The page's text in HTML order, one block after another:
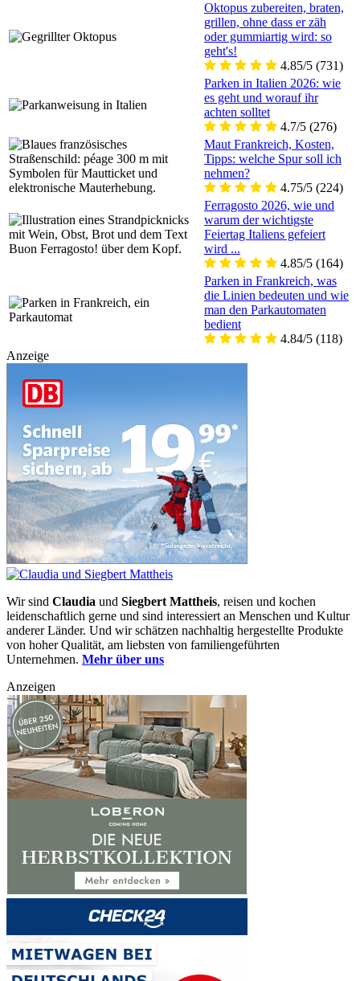
Oktopus zubereiten, braten,
grillen, ohne dass er zäh
oder gummiartig wird: so
geht's!
4.85/5 (731)
Parken in Italien 2026: wie
es geht und worauf ihr
achten solltet
4.7/5 (276)
Maut Frankreich, Kosten,
Tipps: welche Spur soll ich
nehmen?
4.75/5 (224)
Ferragosto 2026, wie und
warum der wichtigste
Feiertag Italiens gefeiert
wird ...
4.85/5 (164)
Parken in Frankreich, was
die Linien bedeuten und wie
man den Parkautomaten
bedient
4.84/5 (118)
Anzeige
Wir sind Claudia und Siegbert Mattheis, reisen und kochen
leidenschaftlich gerne und sind interessiert an Menschen und Kultur
anderer Länder. Und wir schätzen nachhaltig hergestellte Produkte
von hoher Qualität, am liebsten von familiengeführten
Unternehmen. Mehr über uns
Anzeigen